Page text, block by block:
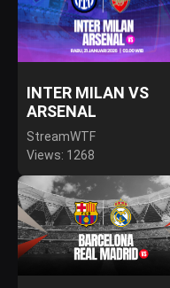
INTER MILAN VS
ARSENAL
StreamWTF
Views: 1268